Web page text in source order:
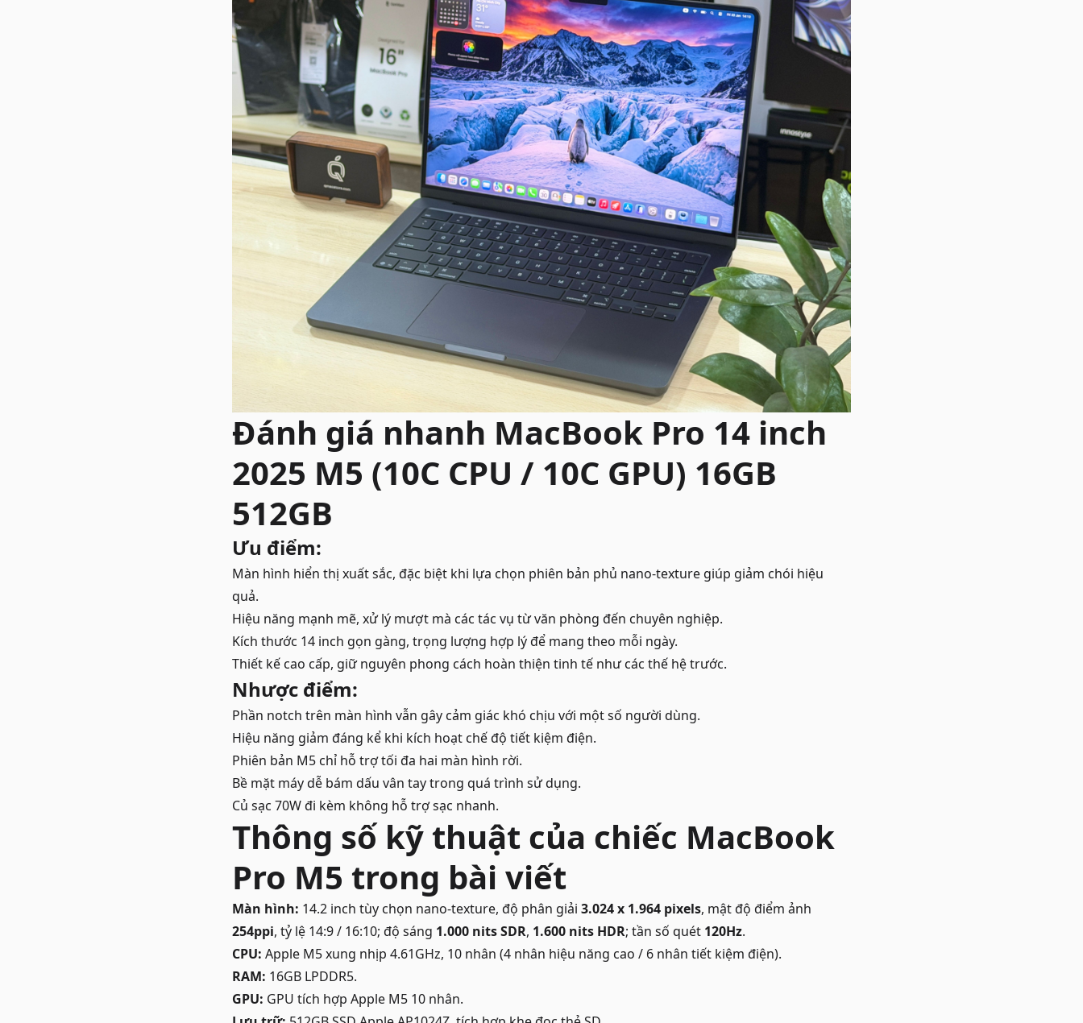
Đánh giá nhanh MacBook Pro 14 inch
2025 M5 (10C CPU / 10C GPU) 16GB
512GB
Ưu điểm:
Màn hình hiển thị xuất sắc, đặc biệt khi lựa chọn phiên bản phủ nano-texture giúp giảm chói hiệu
quả.
Hiệu năng mạnh mẽ, xử lý mượt mà các tác vụ từ văn phòng đến chuyên nghiệp.
Kích thước 14 inch gọn gàng, trọng lượng hợp lý để mang theo mỗi ngày.
Thiết kế cao cấp, giữ nguyên phong cách hoàn thiện tinh tế như các thế hệ trước.
Nhược điểm:
Phần notch trên màn hình vẫn gây cảm giác khó chịu với một số người dùng.
Hiệu năng giảm đáng kể khi kích hoạt chế độ tiết kiệm điện.
Phiên bản M5 chỉ hỗ trợ tối đa hai màn hình rời.
Bề mặt máy dễ bám dấu vân tay trong quá trình sử dụng.
Củ sạc 70W đi kèm không hỗ trợ sạc nhanh.
Thông số kỹ thuật của chiếc MacBook
Pro M5 trong bài viết
Màn hình: 14.2 inch tùy chọn nano-texture, độ phân giải 3.024 x 1.964 pixels, mật độ điểm ảnh
254ppi, tỷ lệ 14:9 / 16:10; độ sáng 1.000 nits SDR, 1.600 nits HDR; tần số quét 120Hz.
CPU: Apple M5 xung nhịp 4.61GHz, 10 nhân (4 nhân hiệu năng cao / 6 nhân tiết kiệm điện).
RAM: 16GB LPDDR5.
GPU: GPU tích hợp Apple M5 10 nhân.